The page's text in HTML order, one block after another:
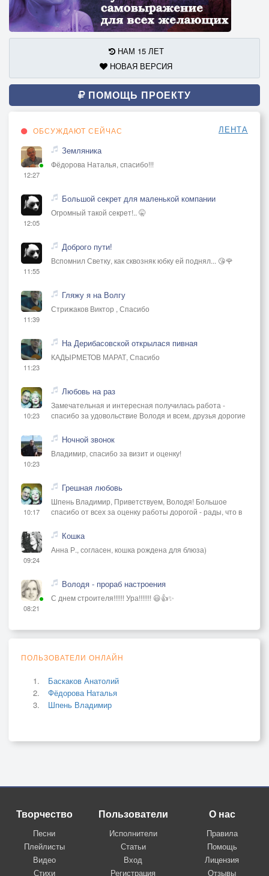
НАМ 15 ЛЕТ
НОВАЯ ВЕРСИЯ
ПОМОЩЬ ПРОЕКТУ
ОБСУЖДАЮТ СЕЙЧАС ЛЕНТА
12:27
Земляника
Фёдорова Наталья, спасибо!!!
12:05
Большой секрет для маленькой компании
Огромный такой секрет!.. 🤫
11:55
Доброго пути!
Вспомнил Светку, как сквозняк юбку ей поднял... 😘🌹
11:39
Гляжу я на Волгу
Стрижаков Виктор , Спасибо
11:23
На Дерибасовской открылася пивная
КАДЫРМЕТОВ МАРАТ, Спасибо
10:23
Любовь на раз
Замечательная и интересная получилась работа -
спасибо за удовольствие Володя и всем, друзья дорогие
10:23
Ночной звонок
Владимир, спасибо за визит и оценку!
10:17
Грешная любовь
Шпень Владимир, Приветствуем, Володя! Большое
спасибо от всех за оценку работы дорогой - рады, что в
09:24
Кошка
Анна Р., согласен, кошка рождена для блюза)
08:21
Володя - прораб настроения
С днем строителя!!!!!! Ура!!!!!!! 😃👍✨
ПОЛЬЗОВАТЕЛИ ОНЛАЙН
Баскаков Анатолий
Фёдорова Наталья
Шпень Владимир
Творчество
Песни
Плейлисты
Видео
Стихи
Пользователи
Исполнители
Статьи
Вход
Регистрация
О нас
Правила
Помощь
Лицензия
Отзывы